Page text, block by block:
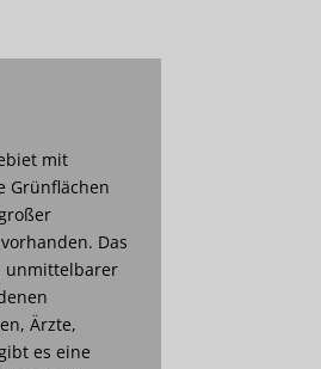
mit
Grünflächen
Das
unmittelbarer
Ärzte,
es eine